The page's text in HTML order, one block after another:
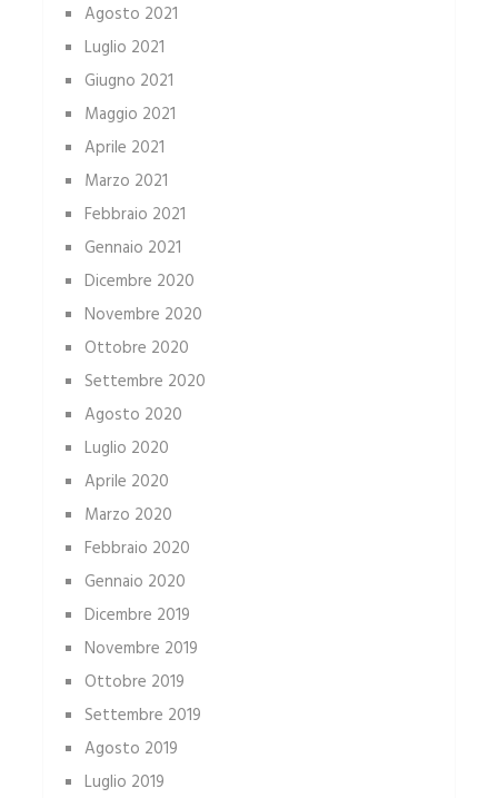
Agosto 2021
Luglio 2021
Giugno 2021
Maggio 2021
Aprile 2021
Marzo 2021
Febbraio 2021
Gennaio 2021
Dicembre 2020
Novembre 2020
Ottobre 2020
Settembre 2020
Agosto 2020
Luglio 2020
Aprile 2020
Marzo 2020
Febbraio 2020
Gennaio 2020
Dicembre 2019
Novembre 2019
Ottobre 2019
Settembre 2019
Agosto 2019
Luglio 2019